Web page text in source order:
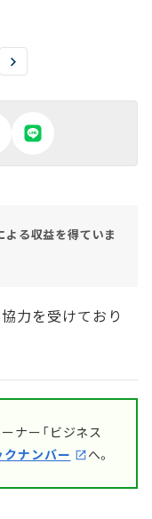
る収益を得ていま
協力を受けており
ナー「ビジネス
クナンバー へ。